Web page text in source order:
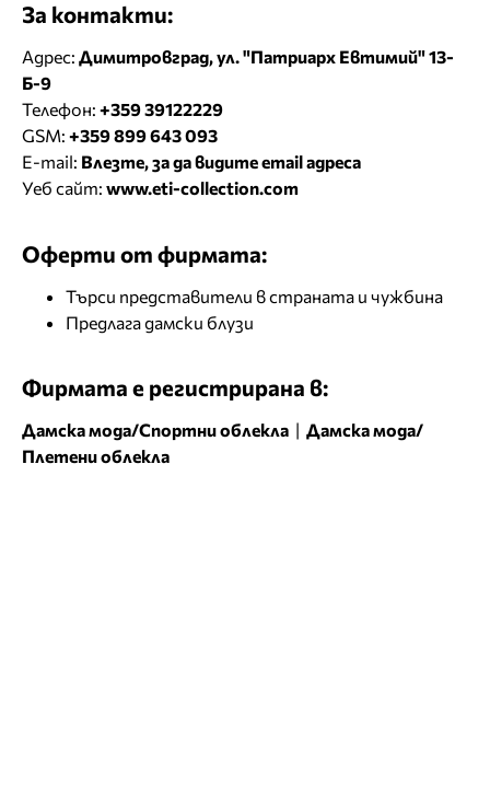
За контакти:
Адрес: Димитровград, ул. "Патриарх Евтимий" 13-
Б-9
Телефон: +359 39122229
GSM: +359 899 643 093
E-mail: Влезте, за да видите email адреса
Уеб сайт: www.eti-collection.com
Оферти от фирмата:
Търси представители в страната и чужбина
Предлага дамски блузи
Фирмата е регистрирана в:
Дамска мода/Спортни облекла | Дамска мода/
Плетени облекла